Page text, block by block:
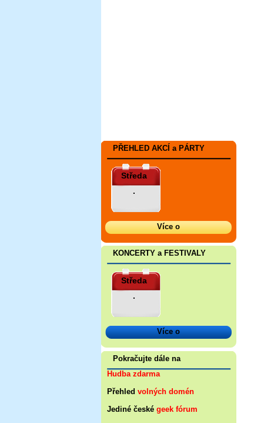
PŘEHLED AKCÍ a PÁRTY
Středa
.
Více o
KONCERTY a FESTIVALY
Středa
.
Více o
Pokračujte dále na
Hudba zdarma
Přehled volných domén
Jediné české geek fórum